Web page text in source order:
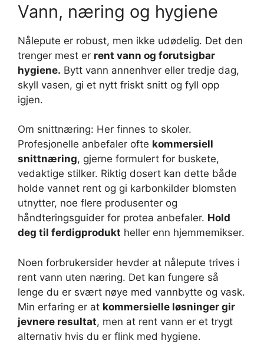
Vann, næring og hygiene
Nålepute er robust, men ikke udødelig. Det den
trenger mest er rent vann og forutsigbar
hygiene. Bytt vann annenhver eller tredje dag,
skyll vasen, gi et nytt friskt snitt og fyll opp
igjen.
Om snittnæring: Her finnes to skoler.
Profesjonelle anbefaler ofte kommersiell
snittnæring, gjerne formulert for buskete,
vedaktige stilker. Riktig dosert kan dette både
holde vannet rent og gi karbonkilder blomsten
utnytter, noe flere produsenter og
håndteringsguider for protea anbefaler. Hold
deg til ferdigprodukt heller enn hjemmemikser.
Noen forbrukersider hevder at nålepute trives i
rent vann uten næring. Det kan fungere så
lenge du er svært nøye med vannbytte og vask.
Min erfaring er at kommersielle løsninger gir
jevnere resultat, men at rent vann er et trygt
alternativ hvis du er flink med hygiene.